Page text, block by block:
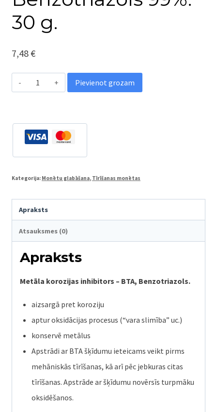
30 g.
7,48€
Metāla
-
BTA,
Benzotriazols
99%.
quantity
Pievienot grozam
Kategorija: Monētu glabāšana, Tīrīšanas monētas
Apraksts
Atsauksmes (0)
Apraksts
Metāla korozijas inhibitors – BTA, Benzotriazols.
aizsargā pret koroziju
aptur oksidācijas procesus (“vara slimība” uc.)
konservē metālus
Apstrādi ar BTA šķīdumu ieteicams veikt pirms
mehāniskās tīrīšanas, kā arī pēc jebkuras citas
tīrīšanas. Apstrāde ar šķīdumu novērsīs turpmāku
oksidēšanos.